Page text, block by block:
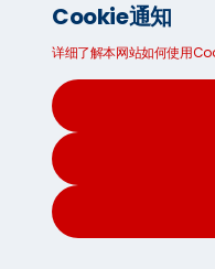
Paul is a
Worldwide. He has
directly with
Cookie通知
详细了解本网站如何使用